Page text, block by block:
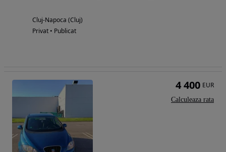
Cluj-Napoca (Cluj)
Privat • Publicat
4 400 EUR
Calculeaza rata